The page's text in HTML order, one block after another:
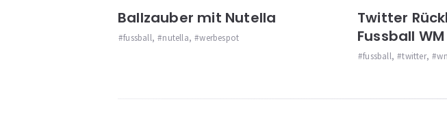
Ballzauber mit Nutella
fussball, nutella, werbespot
Twitter
Fussball WM
fussball, twitter,